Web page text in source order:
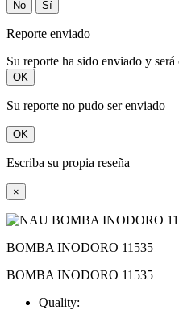
No Sí
Reporte enviado
Su reporte ha sido enviado y
OK
Su reporte no pudo ser enviado
OK
Escriba su propia reseña
×
BOMBA INODORO 11535
BOMBA INODORO 11535
Quality: